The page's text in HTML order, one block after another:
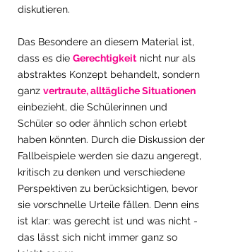
diskutieren.
Das Besondere an diesem Material ist,
dass es die Gerechtigkeit nicht nur als
abstraktes Konzept behandelt, sondern
ganz vertraute, alltägliche Situationen
einbezieht, die Schülerinnen und
Schüler so oder ähnlich schon erlebt
haben könnten. Durch die Diskussion der
Fallbeispiele werden sie dazu angeregt,
kritisch zu denken und verschiedene
Perspektiven zu berücksichtigen, bevor
sie vorschnelle Urteile fällen. Denn eins
ist klar: was gerecht ist und was nicht -
das lässt sich nicht immer ganz so